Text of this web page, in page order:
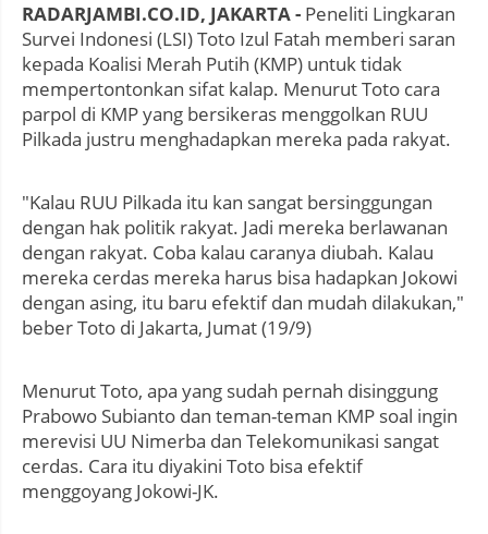
RADARJAMBI.CO.ID, JAKARTA - Peneliti Lingkaran
Survei Indonesi (LSI) Toto Izul Fatah memberi saran
kepada Koalisi Merah Putih (KMP) untuk tidak
mempertontonkan sifat kalap. Menurut Toto cara
parpol di KMP yang bersikeras menggolkan RUU
Pilkada justru menghadapkan mereka pada rakyat.
"Kalau RUU Pilkada itu kan sangat bersinggungan
dengan hak politik rakyat. Jadi mereka berlawanan
dengan rakyat. Coba kalau caranya diubah. Kalau
mereka cerdas mereka harus bisa hadapkan Jokowi
dengan asing, itu baru efektif dan mudah dilakukan,"
beber Toto di Jakarta, Jumat (19/9)
Menurut Toto, apa yang sudah pernah disinggung
Prabowo Subianto dan teman-teman KMP soal ingin
merevisi UU Nimerba dan Telekomunikasi sangat
cerdas. Cara itu diyakini Toto bisa efektif
menggoyang Jokowi-JK.